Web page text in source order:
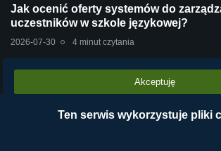
Jak ocenić oferty systemów do
uczestników w szkole językowej?
2026-07-30 4 minut czytania
technologie
Stara centrala vs Wirtualna Centrala
Akceptuję
Ten serwis wykorzystuje pliki